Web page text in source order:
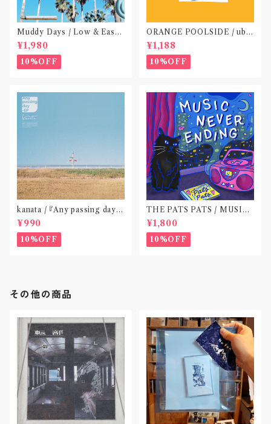
Muddy Days / Low & Easy
Life〝東京〟
¥1,980
10%OFF
ORANGE POOLSIDE / ubu
(CD作品)〝神奈川・厚木〟
¥1,188
10%OFF
kanata / 『Any passing day -
EP』(CD作品)〝東京〟
¥990
10%OFF
THE PATS PATS / MUSIC
NEVER ENDING(CD作品)
¥1,800
10%OFF
その他の商品